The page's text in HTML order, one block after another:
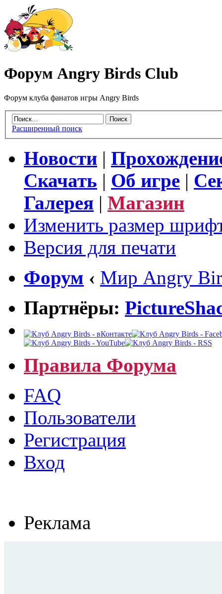
Форум Angry Birds Club
Форум клуба фанатов игры Angry Birds
Расширенный поиск
Новости |
Скачать | Об игре |
Галерея | Магазин
Изменить размер
Версия для печати
Форум ‹ Мир Angry
Партнёры:
Правила Форума
FAQ
Пользователи
Регистрация
Вход
Реклама